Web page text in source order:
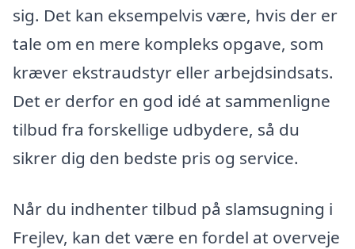
sig. Det kan eksempelvis være, hvis der er
tale om en mere kompleks opgave, som
kræver ekstraudstyr eller arbejdsindsats.
Det er derfor en god idé at sammenligne
tilbud fra forskellige udbydere, så du
sikrer dig den bedste pris og service.
Når du indhenter tilbud på slamsugning i
Frejlev, kan det være en fordel at overveje